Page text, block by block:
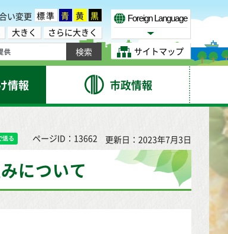
い変更 標準 青 黄 黒
大きく
さらに大きく
Foreign Language
Select Language
サイトマップ
情報 市政情報
ページID：13662 更新日：2023年7月3日
について